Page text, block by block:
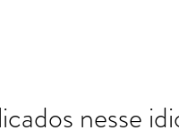
nesse